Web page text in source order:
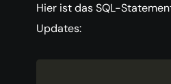
Hier ist das SQL-
Updates: